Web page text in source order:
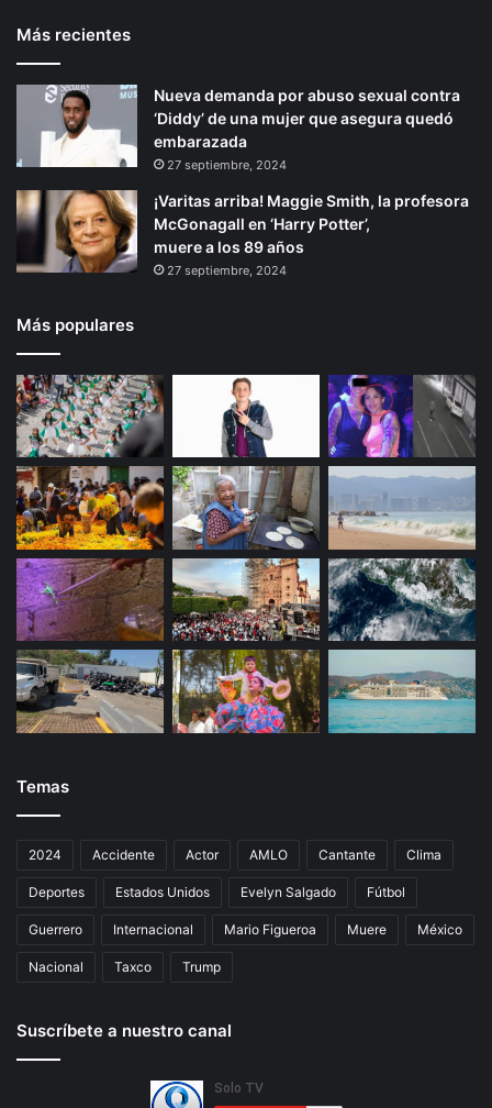
Más recientes
Nueva demanda por abuso sexual contra
‘Diddy’ de una mujer que asegura quedó
embarazada
27 septiembre, 2024
¡Varitas arriba! Maggie Smith, la profesora
McGonagall en ‘Harry Potter’,
muere a los 89 años
27 septiembre, 2024
Más populares
Temas
2024 Accidente Actor AMLO Cantante Clima
Deportes Estados Unidos Evelyn Salgado Fútbol
Guerrero Internacional Mario Figueroa Muere México
Nacional Taxco Trump
Suscríbete a nuestro canal